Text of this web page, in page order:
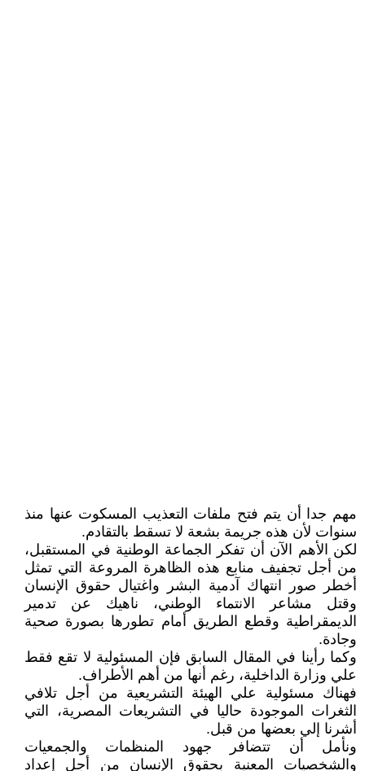
مهم جدا أن يتم فتح ملفات التعذيب المسكوت عنها منذ
سنوات لأن هذه جريمة بشعة لا تسقط بالتقادم.
لكن الأهم الآن أن تفكر الجماعة الوطنية في المستقبل،
من أجل تجفيف منابع هذه الظاهرة المروعة التي تمثل
أخطر صور انتهاك آدمية البشر واغتيال حقوق الإنسان
وقتل مشاعر الانتماء الوطني، ناهيك عن تدمير
الديمقراطية وقطع الطريق أمام تطورها بصورة صحية
وجادة.
وكما رأينا في المقال السابق فإن المسئولية لا تقع فقط
علي وزارة الداخلية، رغم أنها من أهم الأطراف.
فهناك مسئولية علي الهيئة التشريعية من أجل تلافي
الثغرات الموجودة حاليا في التشريعات المصرية، التي
أشرنا إلي بعضها من قبل.
ونأمل أن تتضافر جهود المنظمات والجمعيات
والشخصيات المعنية بحقوق الإنسان من أجل إعداد